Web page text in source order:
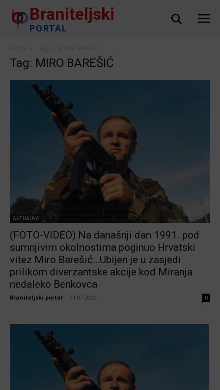
Braniteljski
PORTAL
Tag: MIRO BAREŠIĆ
AKTUALNO
(FOTO-VIDEO) Na današnji dan 1991. pod
sumnjivim okolnostima poginuo Hrvatski
vitez Miro Barešić…Ubijen je u zasjedi
prilikom diverzantske akcije kod Miranja
nedaleko Benkovca
Braniteljski portal 31.07.2022 0